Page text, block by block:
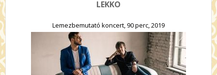
LEKKO
Lemezbemutató koncert, 90 perc, 2019